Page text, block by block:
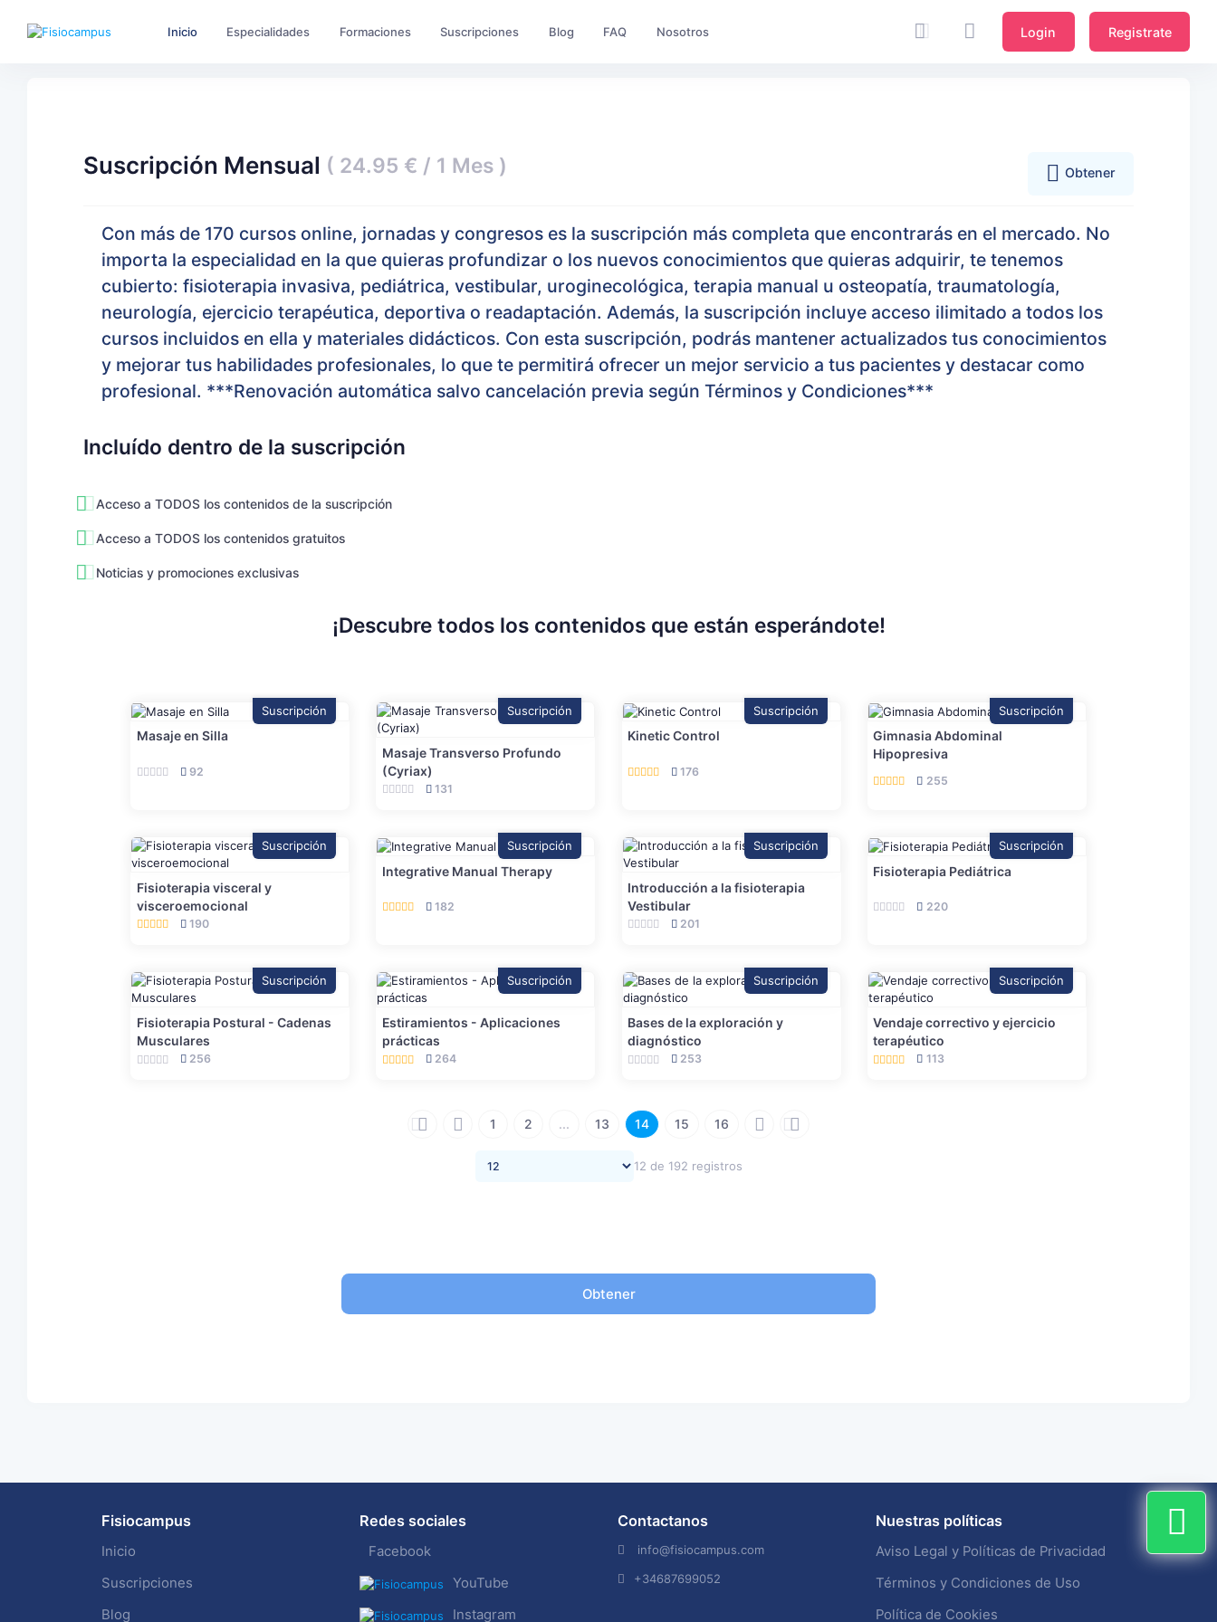
Inicio Especialidades Formaciones Suscripciones Blog FAQ Nosotros Login Registrate
Suscripción Mensual ( 24.95 € / 1 Mes ) Obtener
Con más de 170 cursos online, jornadas y congresos es la suscripción más completa que encontrarás en el mercado. No
importa la especialidad en la que quieras profundizar o los nuevos conocimientos que quieras adquirir, te tenemos
cubierto: fisioterapia invasiva, pediátrica, vestibular, uroginecológica, terapia manual u osteopatía, traumatología,
neurología, ejercicio terapéutica, deportiva o readaptación. Además, la suscripción incluye acceso ilimitado a todos los
cursos incluidos en ella y materiales didácticos. Con esta suscripción, podrás mantener actualizados tus conocimientos
y mejorar tus habilidades profesionales, lo que te permitirá ofrecer un mejor servicio a tus pacientes y destacar como
profesional. ***Renovación automática salvo cancelación previa según Términos y Condiciones***
Incluído dentro de la suscripción
Acceso a TODOS los contenidos de la suscripción
Acceso a TODOS los contenidos gratuitos
Noticias y promociones exclusivas
¡Descubre todos los contenidos que están esperándote!
Suscripción
Masaje en Silla
92
Suscripción
Masaje Transverso Profundo
(Cyriax)
131
Suscripción
Kinetic Control
176
Suscripción
Gimnasia Abdominal
Hipopresiva
255
Suscripción
Fisioterapia visceral y
visceroemocional
190
Suscripción
Integrative Manual Therapy
182
Suscripción
Introducción a la fisioterapia
Vestibular
201
Suscripción
Fisioterapia Pediátrica
220
Suscripción
Fisioterapia Postural - Cadenas
Musculares
256
Suscripción
Estiramientos - Aplicaciones
prácticas
264
Suscripción
Bases de la exploración y
diagnóstico
253
Suscripción
Vendaje correctivo y ejercicio
terapéutico
113
1 2 ... 13 14 15 16
12 de 192 registros
Obtener
Fisiocampus
Inicio
Suscripciones
Blog
Redes sociales
Facebook
YouTube
Instagram
Contactanos
info@fisiocampus.com
+34687699052
Nuestras políticas
Aviso Legal y Políticas de Privacidad
Términos y Condiciones de Uso
Política de Cookies